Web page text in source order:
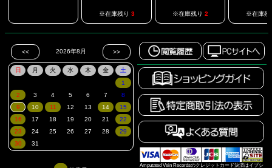
※在庫残り 3 ※在庫残り 2 ※在庫残
Amputated Vein Recordsのクレジットカード決済はイプシ